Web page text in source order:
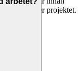
går fel under projektet.